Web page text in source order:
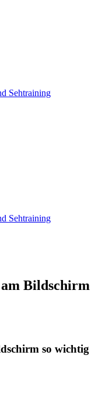
Sehtraining
Sehtraining
Bildschirm
so wichtig